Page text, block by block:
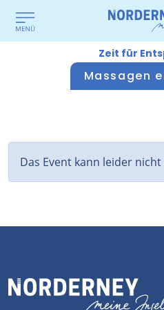
Zeit für
Massagen
Das Event kann leider